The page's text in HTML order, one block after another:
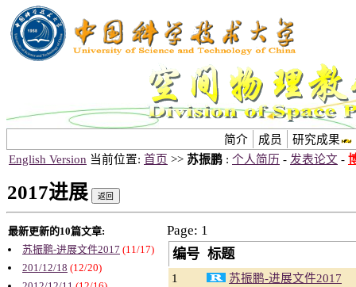
简介 成员
研究成果
English Version 当前位置: 首页 >> 苏振鹏 : 个人简历 - 发表论文 -
2017进展
最新更新的10篇文章:
苏振鹏-进展文件2017 (11/17)
201/12/18 (12/20)
Page: 1
编号 标题
1 苏振鹏-进展文件2017